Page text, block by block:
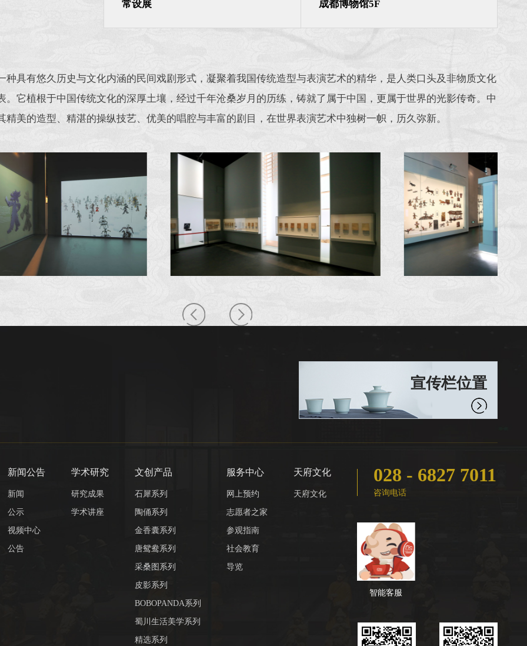
常设展 成都博物馆5F
种具有悠久历史与文化内涵的民间戏剧形式，凝聚着我国传统造型与表演艺术的精华，是人类口头及非物质文化
。它植根于中国传统文化的深厚土壤，经过千年沧桑岁月的历练，铸就了属于中国，更属于世界的光影传奇。中
精美的造型、精湛的操纵技艺、优美的唱腔与丰富的剧目，在世界表演艺术中独树一帜，历久弥新。
宣传栏位置
新闻公告
新闻
公示
视频中心
公告
学术研究
研究成果
学术讲座
文创产品
石犀系列
陶俑系列
金香囊系列
唐鸳鸯系列
采桑图系列
皮影系列
BOBOPANDA系列
蜀川生活美学系列
精选系列
服务中心
网上预约
志愿者之家
参观指南
社会教育
导览
天府文化
天府文化
028 - 6827 7011
咨询电话
智能客服